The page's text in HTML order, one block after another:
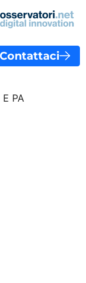
Contattaci
E PA